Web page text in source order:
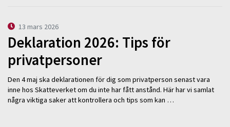
13 mars 2026
Deklaration 2026: Tips för
privatpersoner
Den 4 maj ska deklarationen för dig som privatperson senast vara
inne hos Skatteverket om du inte har fått anstånd. Här har vi samlat
några viktiga saker att kontrollera och tips som kan …